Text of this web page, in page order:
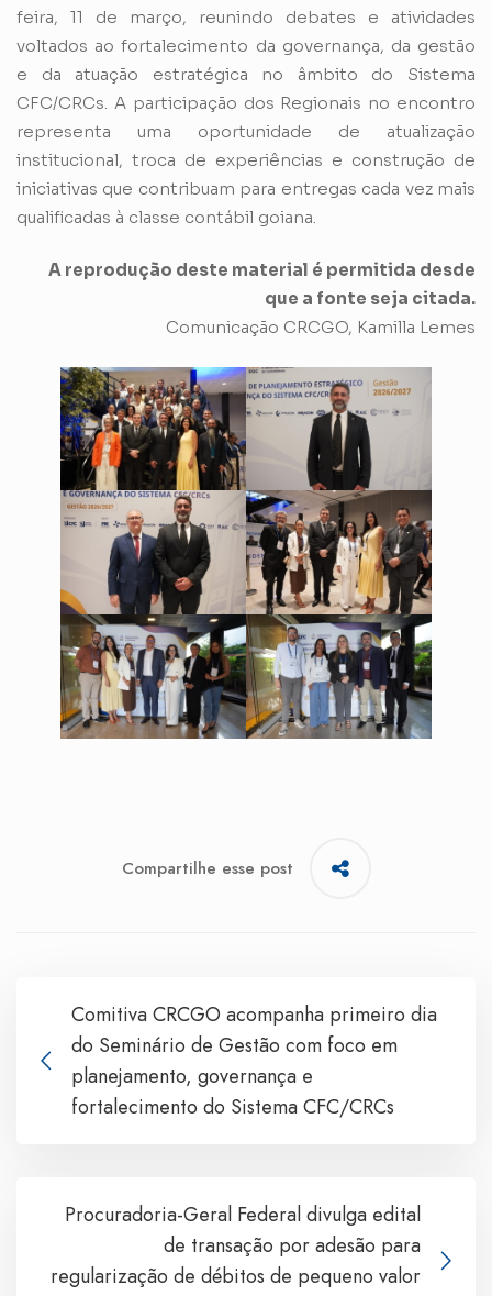
feira, 11 de março, reunindo debates e atividades
voltados ao fortalecimento da governança, da gestão
e da atuação estratégica no âmbito do Sistema
CFC/CRCs. A participação dos Regionais no encontro
representa uma oportunidade de atualização
institucional, troca de experiências e construção de
iniciativas que contribuam para entregas cada vez mais
qualificadas à classe contábil goiana.
A reprodução deste material é permitida desde
que a fonte seja citada.
Comunicação CRCGO, Kamilla Lemes
Compartilhe esse post
Comitiva CRCGO acompanha primeiro dia
do Seminário de Gestão com foco em
planejamento, governança e
fortalecimento do Sistema CFC/CRCs
Procuradoria-Geral Federal divulga edital
de transação por adesão para
regularização de débitos de pequeno valor